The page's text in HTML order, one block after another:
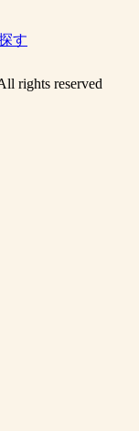
す
rights reserved